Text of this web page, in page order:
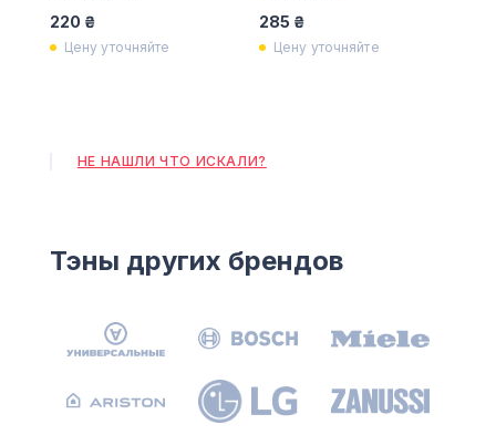
220 ₴
Цену уточняйте
285 ₴
Цену уточняйте
НЕ НАШЛИ ЧТО ИСКАЛИ?
Тэны других брендов